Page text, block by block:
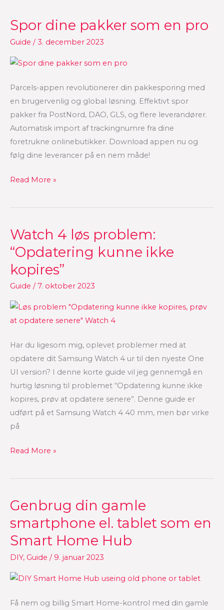
Spor dine pakker som en pro
Guide /3. december 2023
Parcels-appen revolutionerer din pakkesporing med
en brugervenlig og global løsning. Effektivt spor
pakker fra PostNord, DAO, GLS, og flere leverandører.
Automatisk import af trackingnumre fra dine
foretrukne onlinebutikker. Download appen nu og
følg dine leverancer på en nem måde!
Spor
som
pro
Read More »
Watch 4 løs problem:
“Opdatering kunne ikke
kopires”
Guide / 7. oktober 2023
Har du ligesom mig, oplevet problemer med at
opdatere dit Samsung Watch 4 ur til den nyeste One
UI version? I denne korte guide vil jeg gennemgå en
hurtig løsning til problemet “Opdatering kunne ikke
kopires, prøv at opdatere senere”. Denne guide er
udført på et Samsung Watch 4 40 mm, men bør virke
på
Watch
4
løs
problem:
“Opdatering
kunne
ikke
kopires”
Read More »
Genbrug din gamle
smartphone el. tablet som en
Smart Home Hub
DIY, Guide / 9. januar 2023
Få nem og billig Smart Home-kontrol med din gamle
Genbrug
gamle
smartphone
el.
tablet
som
en